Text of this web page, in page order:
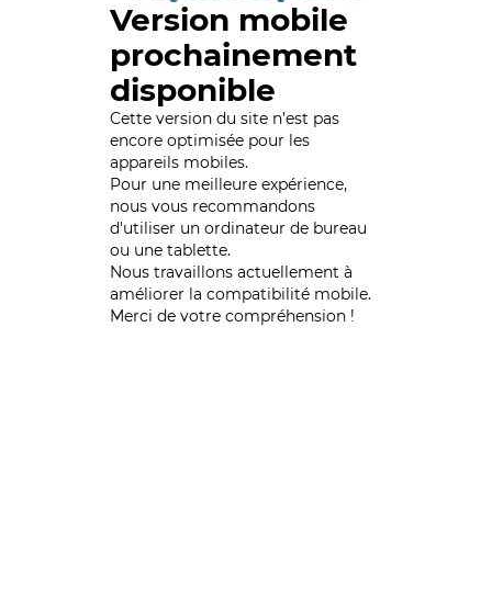
Version mobile
prochainement
disponible
Cette version du site n’est pas
encore optimisée pour les
appareils mobiles.
Pour une meilleure expérience,
nous vous recommandons
d'utiliser un ordinateur de bureau
ou une tablette.
Nous travaillons actuellement à
améliorer la compatibilité mobile.
Merci de votre compréhension !